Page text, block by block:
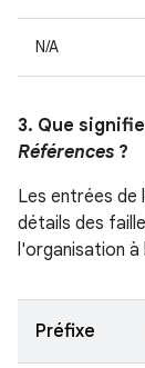
N/A
3. Que
Références ?
Les entrées de
détails des
l'organisation à
Préfixe